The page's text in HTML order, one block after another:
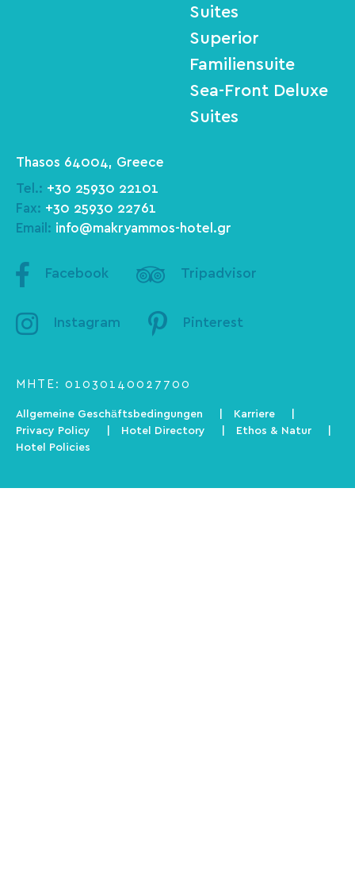
Suites
Superior
Familiensuite
Sea-Front Deluxe
Suites
Thasos 64004, Greece
Tel.: +30 25930 22101
Fax: +30 25930 22761
Email: info@makryammos-hotel.gr
Facebook Tripadvisor
Instagram Pinterest
ΜΗΤΕ: 01030140027700
Allgemeine Geschäftsbedingungen
Karriere
Privacy Policy
Hotel Directory
Ethos & Natur
Hotel Policies